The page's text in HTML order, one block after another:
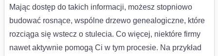
Mając dostęp do takich informacji, możesz stopniowo
budować rosnące, wspólne drzewo genealogiczne, które
rozciąga się wstecz o stulecia. Co więcej, niektóre firmy
nawet aktywnie pomogą Ci w tym procesie. Na przykład